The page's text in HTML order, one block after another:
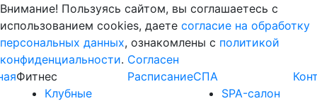
Внимание! Пользуясь сайтом, вы соглашаетесь с
использованием cookies, даете согласие на обработку
персональных данных, ознакомлены с политикой
конфиденциальности. Согласен
Фитнес
Клубные
РасписаниеСПА
SPA-салон